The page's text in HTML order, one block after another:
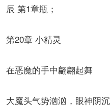
辰 第1章瓶；
第20章 小精灵
在恶魔的手中翩翩起舞
大魔头气势汹汹，眼神阴